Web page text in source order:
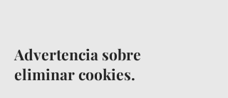
Advertencia sobre
eliminar cookies.